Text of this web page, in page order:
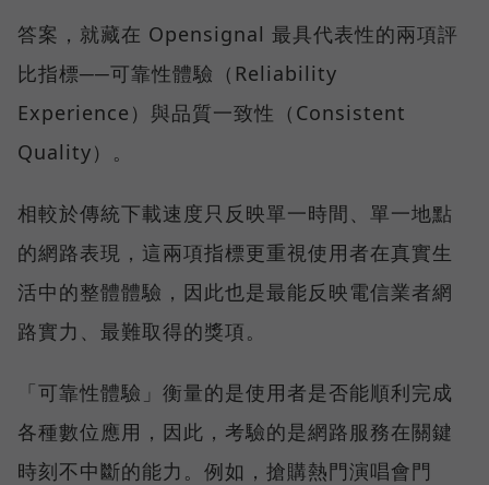
答案，就藏在 Opensignal 最具代表性的兩項評
比指標──可靠性體驗（Reliability
Experience）與品質一致性（Consistent
Quality）。
相較於傳統下載速度只反映單一時間、單一地點
的網路表現，這兩項指標更重視使用者在真實生
活中的整體體驗，因此也是最能反映電信業者網
路實力、最難取得的獎項。
「可靠性體驗」衡量的是使用者是否能順利完成
各種數位應用，因此，考驗的是網路服務在關鍵
時刻不中斷的能力。例如，搶購熱門演唱會門